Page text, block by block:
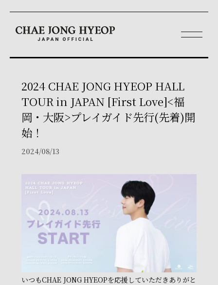
2024 CHAE JONG HYEOP HALL
TOUR in JAPAN [First Love]<福
岡・大阪>プレイガイド先行(先着)開
始！
2024/08/13
いつもCHAE JONG HYEOPを応援していただきありがと